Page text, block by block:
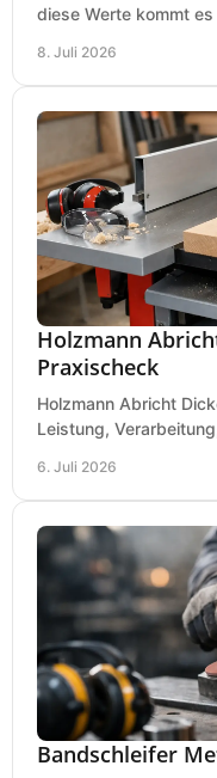
diese Werte kommt
8. Juli 2026
Holzmann
Praxischeck
Holzmann Abricht
Leistung,
6. Juli 2026
Bandschleifer